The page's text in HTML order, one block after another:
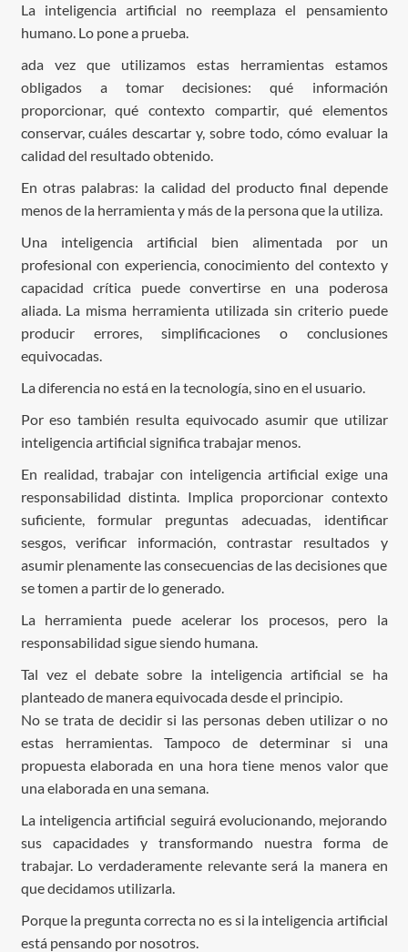
La inteligencia artificial no reemplaza el pensamiento
humano. Lo pone a prueba.
ada vez que utilizamos estas herramientas estamos
obligados a tomar decisiones: qué información
proporcionar, qué contexto compartir, qué elementos
conservar, cuáles descartar y, sobre todo, cómo evaluar la
calidad del resultado obtenido.
En otras palabras: la calidad del producto final depende
menos de la herramienta y más de la persona que la utiliza.
Una inteligencia artificial bien alimentada por un
profesional con experiencia, conocimiento del contexto y
capacidad crítica puede convertirse en una poderosa
aliada. La misma herramienta utilizada sin criterio puede
producir errores, simplificaciones o conclusiones
equivocadas.
La diferencia no está en la tecnología, sino en el usuario.
Por eso también resulta equivocado asumir que utilizar
inteligencia artificial significa trabajar menos.
En realidad, trabajar con inteligencia artificial exige una
responsabilidad distinta. Implica proporcionar contexto
suficiente, formular preguntas adecuadas, identificar
sesgos, verificar información, contrastar resultados y
asumir plenamente las consecuencias de las decisiones que
se tomen a partir de lo generado.
La herramienta puede acelerar los procesos, pero la
responsabilidad sigue siendo humana.
Tal vez el debate sobre la inteligencia artificial se ha
planteado de manera equivocada desde el principio.
No se trata de decidir si las personas deben utilizar o no
estas herramientas. Tampoco de determinar si una
propuesta elaborada en una hora tiene menos valor que
una elaborada en una semana.
La inteligencia artificial seguirá evolucionando, mejorando
sus capacidades y transformando nuestra forma de
trabajar. Lo verdaderamente relevante será la manera en
que decidamos utilizarla.
Porque la pregunta correcta no es si la inteligencia artificial
está pensando por nosotros.